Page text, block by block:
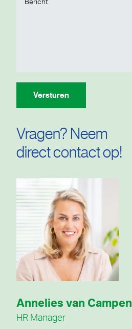
Versturen
Vragen? Neem
direct contact op!
Annelies van Campen
HR Manager